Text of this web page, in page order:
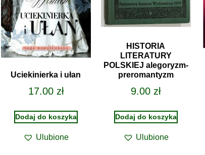
Uciekinierka i ułan
17.00 zł
Dodaj do koszyka
Ulubione
HISTORIA
LITERATURY
POLSKIEJ alegoryzm-
preromantyzm
9.00 zł
Dodaj do koszyka
Ulubione